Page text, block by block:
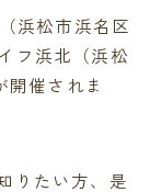
浜松市浜名区
フ浜北（浜松
開催されま
りたい方、是